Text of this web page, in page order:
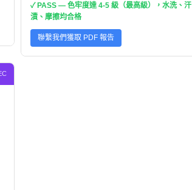
✓ PASS — 色牢度達 4-5 級（最高級），水洗、汗
漬、摩擦均合格
聯繫我們獲取 PDF 報告